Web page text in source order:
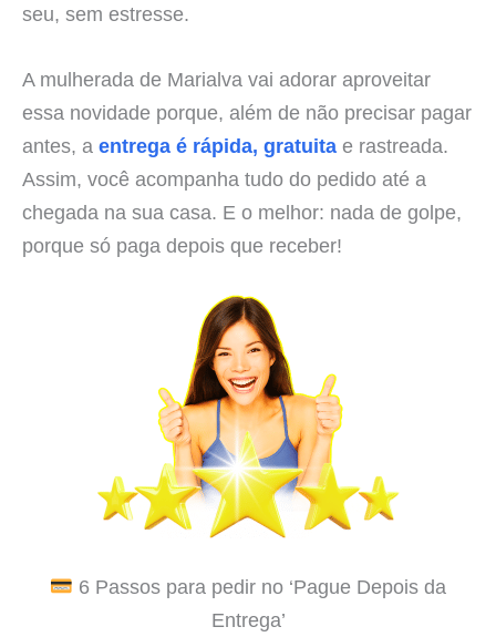
seu, sem estresse.
A mulherada de Marialva vai adorar aproveitar
essa novidade porque, além de não precisar pagar
antes, a entrega é rápida, gratuita e rastreada.
Assim, você acompanha tudo do pedido até a
chegada na sua casa. E o melhor: nada de golpe,
porque só paga depois que receber!
6 Passos para pedir no ‘Pague Depois da
Entrega’